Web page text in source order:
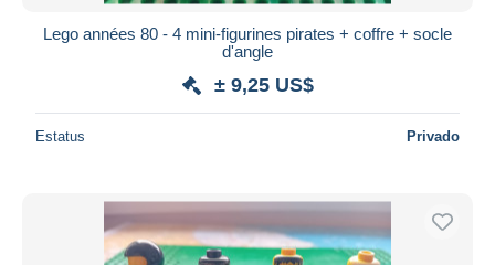
Lego années 80 - 4 mini-figurines pirates + coffre + socle
d'angle
± 9,25 US$
Estatus Privado